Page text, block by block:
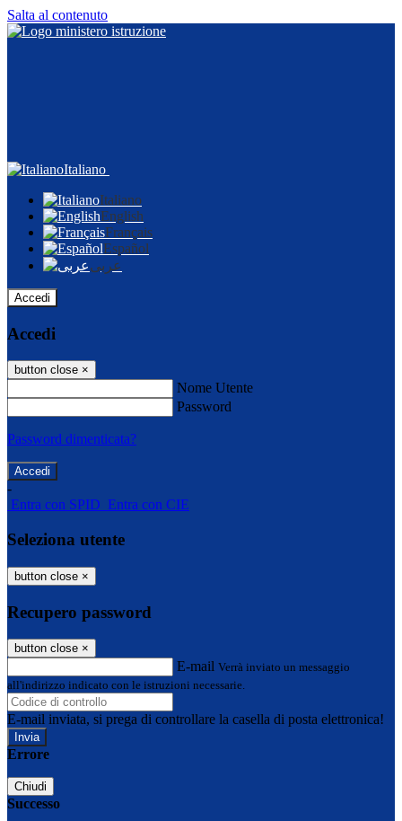
Salta al contenuto
Italiano
Italiano
English
Français
Español
عربى
Accedi
Accedi
button close ×
Nome Utente
Password
Password dimenticata?
-
Entra con SPID Entra con CIE
Seleziona utente
button close ×
Recupero password
button close ×
E-mail Verrà inviato un messaggio
all'indirizzo indicato con le istruzioni necessarie.
E-mail inviata, si prega di controllare la casella di posta elettronica!
Errore
Chiudi
Successo